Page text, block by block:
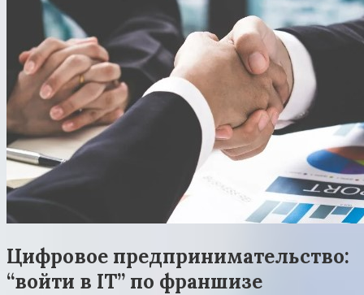
Цифровое предпринимательство:
“войти в IT” по франшизе